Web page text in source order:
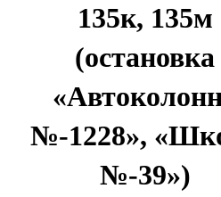
135к, 135м
(остановка
№-1228»,
№-39»)